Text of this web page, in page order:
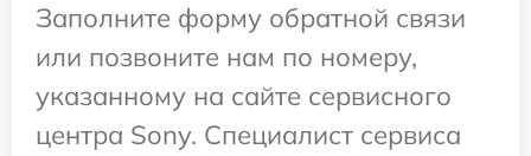
Заполните форму обратной связи
или позвоните нам по номеру,
указанному на сайте сервисного
центра Sony. Специалист сервиса